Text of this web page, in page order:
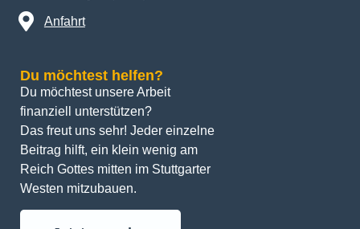
Du möchtest unsere Arbeit
finanziell unterstützen?
Das freut uns sehr! Jeder einzelne
Beitrag hilft, ein klein wenig am
Reich Gottes mitten im Stuttgarter
Westen mitzubauen.